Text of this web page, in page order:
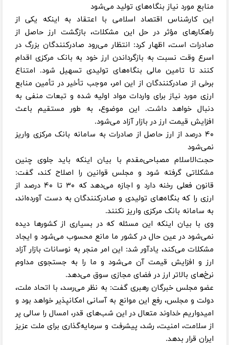
منابع مورد نیاز بنگاه‌های تولید می‌شود
این کارشناس اقتصاد اسلامی با اعتقاد به اینکه یکی از
راهکارهای مؤثر در حل این مشکلات، بازگشت ارز حاصل از
صادرات است، اظهار کرد: انتظار می‌رود صادرکنندگان بزرگ در
اسرع وقت نسبت به بازگرداندن ارز خود به بانک مرکزی اقدام
کنند تا تامین مالی بنگاه‌های تولیدی تسهیل شود. امتناع
برخی از صادرکنندگان از این امر، موجب تأخیر در تأمین منابع
ارزی مورد نیاز برای واردات مواد اولیه شده و تبعات منفی به
دنبال خواهد داشت. این موضوع، به طور مستقیم باعث
افزایش قیمت ارز در بازار آزاد می‌شود.
۴۰ درصد از ارز حاصل از صادرات به سامانه بانک مرکزی واریز
نمی‌شود
حجت‌الاسلام مصباحی‌مقدم با بیان اینکه باید جلوی چنین
مشکلاتی گرفته شود و مجلس قوانین را اصلاح کند، گفت:
قانون فعلی رخنه دارد و اجازه می‌دهد که ۳۰ تا ۴۰ درصد از
ارزی را که بنگاه‌های تولیدی و صادرکنندگان به دست آورده‌اند،
به سامانه بانک مرکزی واریز نکنند.
وی با بیان اینکه این مسئله که در بسیاری از کشورها دیده
نمی‌شود در عین حال در کشور ما مانع محسوب می‌شود و ایجاد
مشکلات می‌کند، یادآور شد: این امر منجر به نوسانات بازار آزاد
ارز و افزایش قیمت آن می‌شود و ما را به جستجوی مداوم
نرخ‌های بالاتر ارز در فضای مجازی سوق می‌دهد.
عضو مجلس خبرگان رهبری گفت: به نظر می‌رسد، با اتحاد ملت،
دولت و مجلس، رفع این موانع به آسانی امکانپذیر خواهد بود و
امیدواریم خداوند متعال در این شب‌های قدر، امسال را سالی پر
از سلامت، امنیت، رشد، پیشرفت و سرمایه‌گذاری برای ملت عزیز
ایران قرار بدهد.